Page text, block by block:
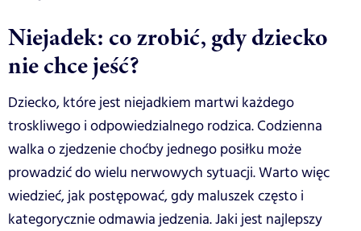
Niejadek: co zrobić, gdy dziecko
nie chce jeść?
Dziecko, które jest niejadkiem martwi każdego
troskliwego i odpowiedzialnego rodzica. Codzienna
walka o zjedzenie choćby jednego posiłku może
prowadzić do wielu nerwowych sytuacji. Warto więc
wiedzieć, jak postępować, gdy maluszek często i
kategorycznie odmawia jedzenia. Jaki jest najlepszy